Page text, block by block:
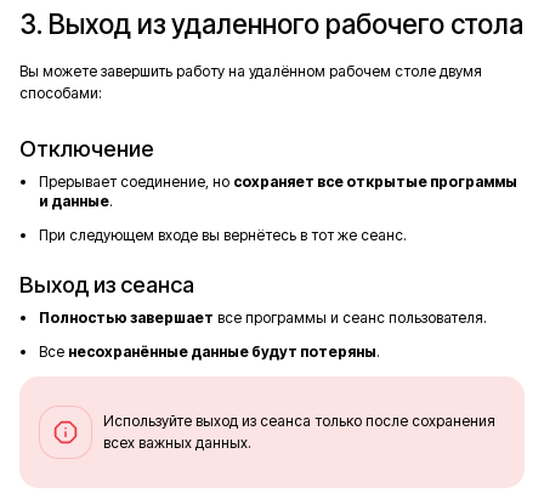
3. Выход из удаленного рабочего стола
Вы можете завершить работу на удалённом рабочем столе двумя
способами:
Отключение
Прерывает соединение, но сохраняет все открытые программы
и данные.
При следующем входе вы вернётесь в тот же сеанс.
Выход из сеанса
Полностью завершает все программы и сеанс пользователя.
Все несохранённые данные будут потеряны.
Используйте выход из сеанса только после сохранения
всех важных данных.